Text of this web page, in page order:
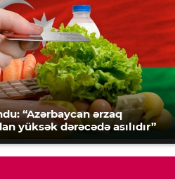
“Azərbaycan ərzaq
yüksək dərəcədə asılıdır”